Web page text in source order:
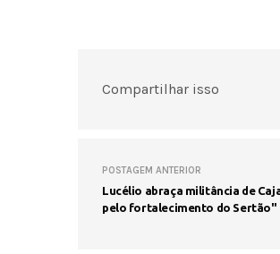
Compartilhar isso
POSTAGEM ANTERIOR
Lucélio abraça militância de
pelo fortalecimento do Sertão"